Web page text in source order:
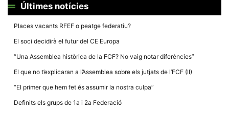
Últimes notícies
Places vacants RFEF o peatge federatiu?
El soci decidirà el futur del CE Europa
“Una Assemblea històrica de la FCF? No vaig notar diferències”
El que no t’explicaran a l’Assemblea sobre els jutjats de l’FCF (II)
“El primer que hem fet és assumir la nostra culpa”
Definits els grups de 1a i 2a Federació